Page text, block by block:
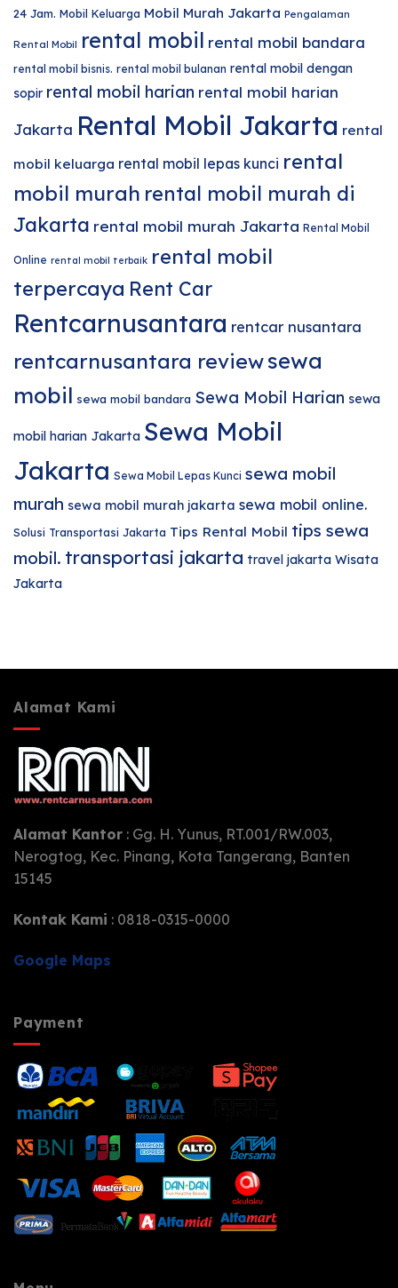
24 Jam. Mobil Keluarga Mobil Murah Jakarta Pengalaman
Rental Mobil rental mobil rental mobil bandara
rental mobil bisnis. rental mobil bulanan rental mobil dengan
sopir rental mobil harian rental mobil harian
Jakarta Rental Mobil Jakarta rental
mobil keluarga rental mobil lepas kunci rental
mobil murah rental mobil murah di
Jakarta rental mobil murah Jakarta Rental Mobil
Online rental mobil terbaik rental mobil
terpercaya Rent Car
Rentcarnusantara rentcar nusantara
rentcarnusantara reviewsewa
mobil sewa mobil bandara Sewa Mobil Harian sewa
mobil harian Jakarta Sewa Mobil
Jakarta Sewa Mobil Lepas Kunci sewa mobil
murah sewa mobil murah jakarta sewa mobil online.
Solusi Transportasi Jakarta Tips Rental Mobil tips sewa
mobil. transportasi jakarta travel jakarta Wisata
Jakarta
Alamat Kami
Alamat Kantor : Gg. H. Yunus, RT.001/RW.003,
Nerogtog, Kec. Pinang, Kota Tangerang, Banten
15145
Kontak Kami : 0818-0315-0000
Google Maps
Payment